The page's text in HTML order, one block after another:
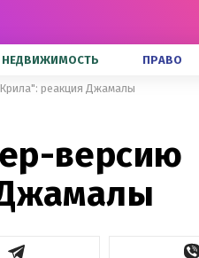
НЕДВИЖИМОСТЬ ПРАВО
реакция Джамалы
версию